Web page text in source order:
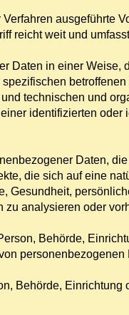
ausgeführte
reicht weit und
Daten in einer
technischen und
identifizierten
Daten,
die sich auf eine
Gesundheit,
zu analysieren oder
Behörde,
Behörde,